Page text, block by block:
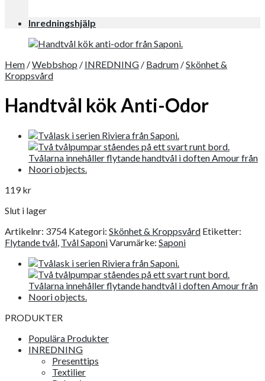
Inredningshjälp
Hem /Webbshop / INREDNING / Badrum /Skönhet &
Kroppsvård
Handtvål kök Anti-Odor
119kr
Slut i lager
Artikelnr: 3754 Kategori: Skönhet & Kroppsvård Etiketter:
Flytande tvål, Tvål SaponiVarumärke: Saponi
PRODUKTER
Populära Produkter
INREDNING
Presenttips
Textilier